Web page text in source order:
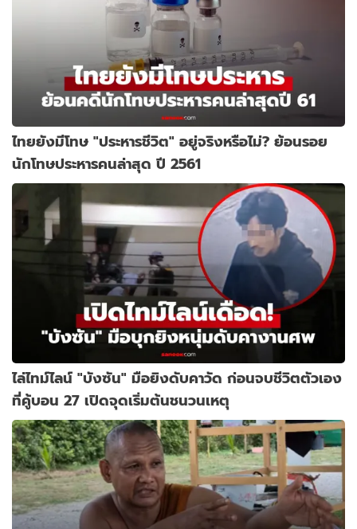
ไทยยังมีโทษ "ประหารชีวิต" อยู่จริงหรือไม่? ย้อนรอย
นักโทษประหารคนล่าสุด ปี 2561
ไล่ไทม์ไลน์ "บังซัน" มือยิงดับคาวัด ก่อนจบชีวิตตัวเอง
ที่คู้บอน 27 เปิดจุดเริ่มต้นชนวนเหตุ